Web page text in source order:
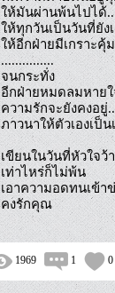
ให้มันผ่านพ้นไปได้
ให้ทุกวันเป็นวันที่ยัง
ให้อีกฝ่ายมีเกราะคุ้
...............
จนกระทั่ง
อีกฝ่ายหมดลมหายใ
ความรักจะยังคงอยู่
ภาวนาให้ตัวเองเป็
เขียนในวันที่หัวใจว้
เท่าไหร่ก็ไม่พ้น
เอาความอดทนเข้า
คงรั
1969 1 0